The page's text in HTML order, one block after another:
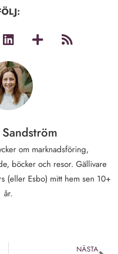
om marknadsföring,
böcker och resor. Gällivare
(eller Esbo) mitt hem sen 10+
år.
NÄSTA